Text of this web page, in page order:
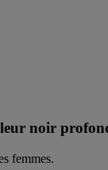
noir
femmes.